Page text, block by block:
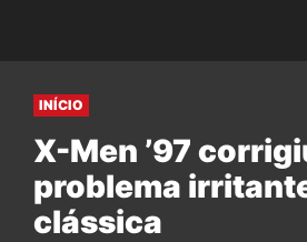
INÍCIO
X-Men ’97
problema
clássica